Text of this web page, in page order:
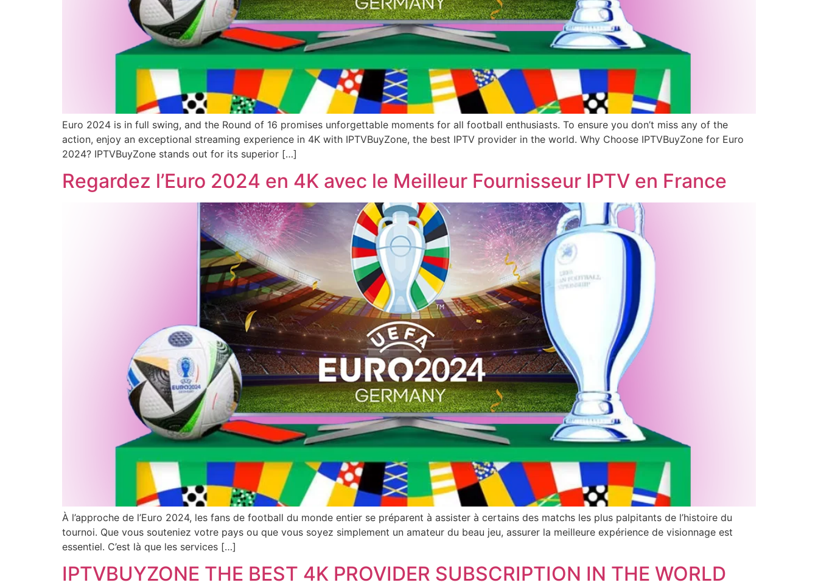
Euro 2024 is in full swing, and the Round of 16 promises unforgettable moments for all football enthusiasts. To ensure you don’t miss any of the
action, enjoy an exceptional streaming experience in 4K with IPTVBuyZone, the best IPTV provider in the world. Why Choose IPTVBuyZone for Euro
2024? IPTVBuyZone stands out for its superior […]
Regardez l’Euro 2024 en 4K avec le Meilleur Fournisseur IPTV en France
À l’approche de l’Euro 2024, les fans de football du monde entier se préparent à assister à certains des matchs les plus palpitants de l’histoire du
tournoi. Que vous souteniez votre pays ou que vous soyez simplement un amateur du beau jeu, assurer la meilleure expérience de visionnage est
essentiel. C’est là que les services […]
IPTVBUYZONE THE BEST 4K PROVIDER SUBSCRIPTION IN THE WORLD